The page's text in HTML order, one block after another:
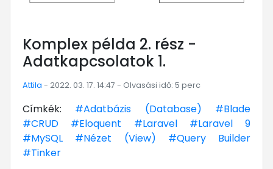
Komplex példa 2. rész -
Adatkapcsolatok 1.
Attila - 2022. 03. 17. 14:47 - Olvasási idő: 5 perc
Címkék: #Adatbázis (Database)
#Blade
#CRUD
#Eloquent #Laravel
#Laravel 9
#MySQL
#Nézet (View)
#Query Builder
#Tinker